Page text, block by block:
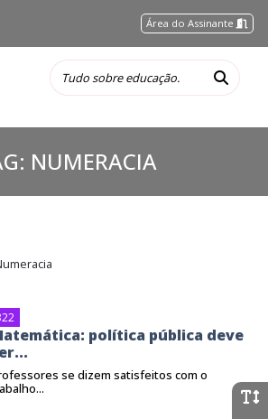
Área do Assinante
NUMERACIA
política pública deve
se dizem satisfeitos com o